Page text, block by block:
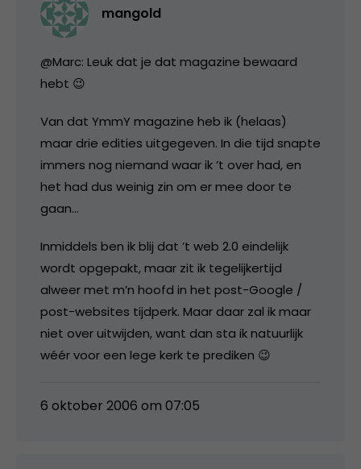
mangold
@Marc: Leuk dat je dat magazine bewaard
hebt 😉
Van dat YmmY magazine heb ik (helaas)
maar drie edities uitgegeven. In die tijd snapte
immers nog niemand waar ik ’t over had, en
het had dus weinig zin om er mee door te
gaan…
Inmiddels ben ik blij dat ’t web 2.0 eindelijk
wordt opgepakt, maar zit ik tegelijkertijd
alweer met m’n hoofd in het post-Google /
post-websites tijdperk. Maar daar zal ik maar
niet over uitwijden, want dan sta ik natuurlijk
wéér voor een lege kerk te prediken 😉
6 oktober 2006 om 07:05